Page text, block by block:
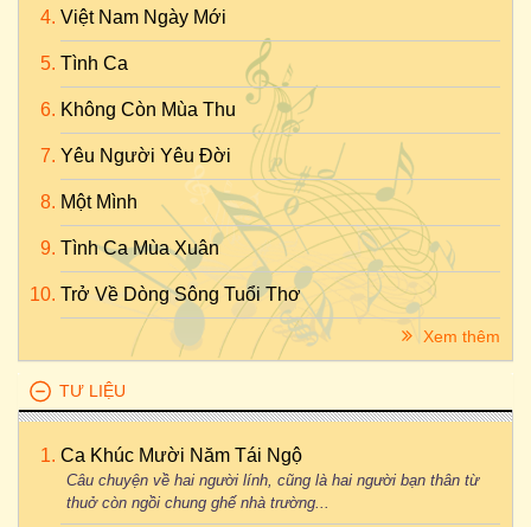
Việt Nam Ngày Mới
Tình Ca
Không Còn Mùa Thu
Yêu Người Yêu Đời
Một Mình
Tình Ca Mùa Xuân
Trở Về Dòng Sông Tuổi Thơ
Xem thêm
TƯ LIỆU
Ca Khúc Mười Năm Tái Ngộ
Câu chuyện về hai người lính, cũng là hai người bạn thân từ
thuở còn ngồi chung ghế nhà trường...